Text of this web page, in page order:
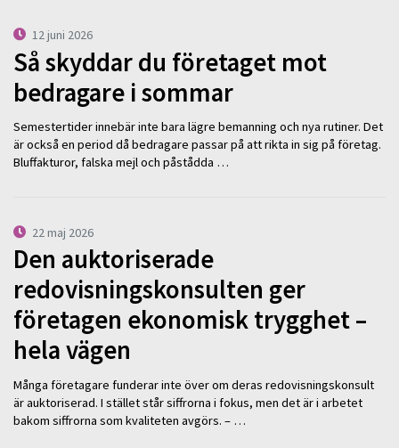
12 juni 2026
Så skyddar du företaget mot
bedragare i sommar
Semestertider innebär inte bara lägre bemanning och nya rutiner. Det
är också en period då bedragare passar på att rikta in sig på företag.
Bluffakturor, falska mejl och påstådda …
22 maj 2026
Den auktoriserade
redovisningskonsulten ger
företagen ekonomisk trygghet –
hela vägen
Många företagare funderar inte över om deras redovisningskonsult
är auktoriserad. I stället står siffrorna i fokus, men det är i arbetet
bakom siffrorna som kvaliteten avgörs. – …